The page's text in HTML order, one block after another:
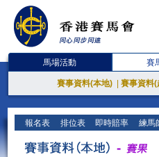
馬場活動 賽
賽事資料(本地) 賽事資料(
報名表 排位表 即時賠率 練馬